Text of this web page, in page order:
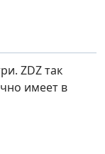
ZDZ так
имеет в